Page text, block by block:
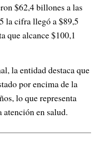
$62,4 billones a las
la cifra llegó a $89,5
que alcance $100,1
la entidad destaca que
por encima de la
lo que representa
atención en salud.